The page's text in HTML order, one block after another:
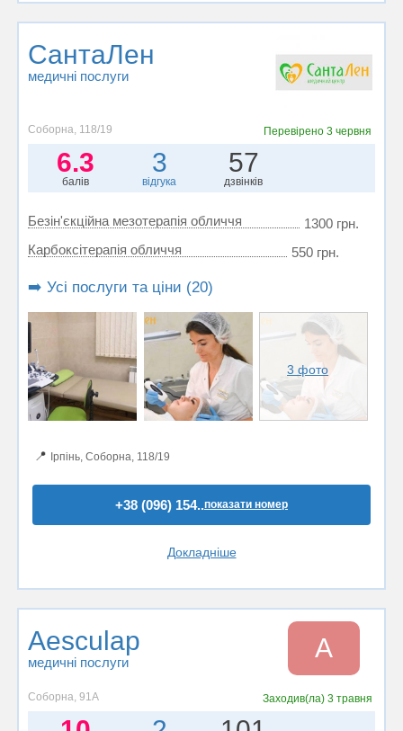
СантаЛен
медичні послуги
Соборна, 118/19 Перевірено 3 червня
6.3
балів
3
відгука
57
дзвінків
Безін'єкційна мезотерапія обличчя
1300 грн.
Карбоксітерапія обличчя
550 грн.
➡️ Усі послуги та ціни (20)
3 фото
📍 Ірпінь, Соборна, 118/19
+38 (096) 154..показати номер
Докладніше
Aesculap
медичні послуги A
Соборна, 91А Заходив(ла) 3 травня